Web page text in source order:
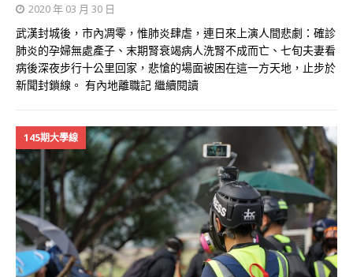
2020 年 03 月 30 日
武漢封城後，市內凋零，惟肺炎肆虐，連日來上演人間悲劇：確診
肺炎的孕婦無處產子、末期腎衰竭病人洗腎不成而亡、七旬夫妻看
病後深夜步行十公里回家，悲愴的場面被困在這一方天地，止步於
新聞封鎖線。 有內地離職記 繼續閱讀
145期大學線